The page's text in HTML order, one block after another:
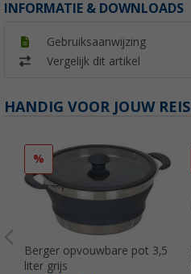
INFORMATIE & DOWNLOADS
Gebruiksaanwijzing
Vergelijk dit artikel
HANDIG VOOR JOUW REIS
%
Berger opvouwbare pot 3,5
liter grijs